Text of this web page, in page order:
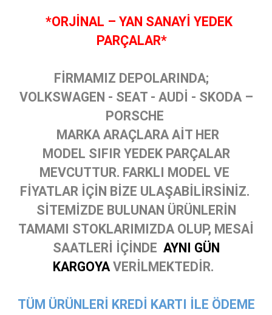
*ORJİNAL – YAN SANAYİ YEDEK
PARÇALAR*
FİRMAMIZ DEPOLARINDA;
VOLKSWAGEN - SEAT - AUDİ - SKODA –
PORSCHE
MARKA ARAÇLARA AİT HER
MODEL SIFIR YEDEK PARÇALAR
MEVCUTTUR. FARKLI MODEL VE
FİYATLAR İÇİN BİZE ULAŞABİLİRSİNİZ.
SİTEMİZDE BULUNAN ÜRÜNLERİN
TAMAMI STOKLARIMIZDA OLUP, MESAİ
SAATLERİ İÇİNDE AYNI GÜN
KARGOYA VERİLMEKTEDİR.
TÜM ÜRÜNLERİ KREDİ KARTI İLE ÖDEME